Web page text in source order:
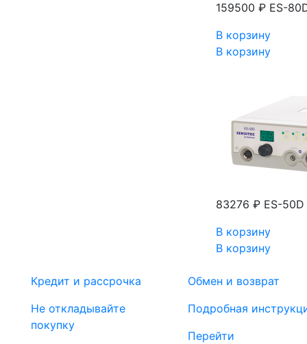
159500 ₽ ES-
В корзину
В корзину
83276 ₽ ES-
В корзину
В корзину
Кредит и рассрочка
Не откладывайте
покупку
Обмен и возврат
Подробная
Перейти